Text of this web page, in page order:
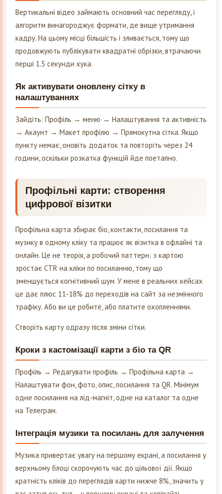
Вертикальні відео займають основний час перегляду, і
алгоритм винагороджує формати, де вище утримання
кадру. На цьому місці більшість і зливається, тому що
продовжують публікувати квадратні обрізки, втрачаючи
перші 1.5 секунди хука.
Як активувати оновлену сітку в
налаштуваннях
Зайдіть: Профіль → меню → Налаштування та активність
→ Акаунт → Макет профілю → Прямокутна сітка. Якщо
пункту немає, оновіть додаток та повторіть через 24
години, оскільки розкатка функцій йде поетапно.
Профільні карти: створення
цифрової візитки
Профільна карта збирає біо, контакти, посилання та
музику в одному кліку та працює як візитка в офлайні та
онлайн. Це не теорія, а робочий паттерн: з картою
зростає CTR на кліки по посиланню, тому що
зменшується когнітивний шум. У мене в реальних кейсах
це дає плюс 11-18% до переходів на сайт за незмінного
трафіку. Або ви це робите, або платите охопленнями.
Створіть карту одразу після зміни сітки.
Кроки з кастомізації карти з біо та QR
Профіль → Редагувати профіль → Профільна карта →
Налаштувати фон, фото, опис, посилання та QR. Мінімум
одне посилання на лід-магніт, одне на каталог та одне
на Телеграм.
Інтеграція музики та посилань для залучення
Музика привертає увагу на першому екрані, а посилання у
верхньому блоці скорочують час до цільової дії. Якщо
кратність кліків до переглядів карти нижче 8%, значить у